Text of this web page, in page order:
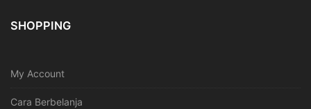
SHOPPING
My Account
Cara Berbelanja